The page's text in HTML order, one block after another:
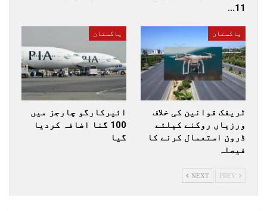
11…
پاکستان
ٹریفک قوانین کی خلاف
ورزیاں روکنے کیلئے
ڈرون استعمال کرنے کا
فیصلہ
پاکستان
ائیرکارگو چارجز میں
100 گنا اضافہ کردیا
گیا
NEXT